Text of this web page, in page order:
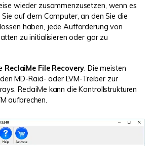
wieder zusammenzusetzen, wenn es
auf dem Computer, an den Sie die
haben, jede Aufforderung von
zu initialisieren oder gar zu
ReclaiMe File Recovery. Die meisten
MD-Raid- oder LVM-Treiber zur
ReclaiMe kann die Kontrollstrukturen
aufbrechen.